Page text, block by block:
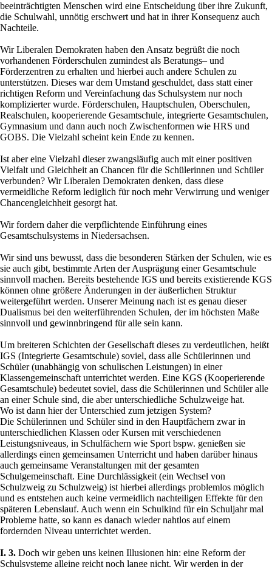
beeinträchtigten Menschen wird eine Entscheidung über ihre Zukunft,
die Schulwahl, unnötig erschwert und hat in ihrer Konsequenz auch
Nachteile.
Wir Liberalen Demokraten haben den Ansatz begrüßt die noch
vorhandenen Förderschulen zumindest als Beratungs– und
Förderzentren zu erhalten und hierbei auch andere Schulen zu
unterstützen. Dieses war dem Umstand geschuldet, dass statt einer
richtigen Reform und Vereinfachung das Schulsystem nur noch
komplizierter wurde. Förderschulen, Hauptschulen, Oberschulen,
Realschulen, kooperierende Gesamtschule, integrierte Gesamtschulen,
Gymnasium und dann auch noch Zwischenformen wie HRS und
GOBS. Die Vielzahl scheint kein Ende zu kennen.
Ist aber eine Vielzahl dieser zwangsläufig auch mit einer positiven
Vielfalt und Gleichheit an Chancen für die Schülerinnen und Schüler
verbunden? Wir Liberalen Demokraten denken, dass diese
vermeidliche Reform lediglich für noch mehr Verwirrung und weniger
Chancengleichheit gesorgt hat.
Wir fordern daher die verpflichtende Einführung eines
Gesamtschulsystems in Niedersachsen.
Wir sind uns bewusst, dass die besonderen Stärken der Schulen, wie es
sie auch gibt, bestimmte Arten der Ausprägung einer Gesamtschule
sinnvoll machen. Bereits bestehende IGS und bereits existierende KGS
können ohne größere Änderungen in der äußerlichen Struktur
weitergeführt werden. Unserer Meinung nach ist es genau dieser
Dualismus bei den weiterführenden Schulen, der im höchsten Maße
sinnvoll und gewinnbringend für alle sein kann.
Um breiteren Schichten der Gesellschaft dieses zu verdeutlichen, heißt
IGS (Integrierte Gesamtschule) soviel, dass alle Schülerinnen und
Schüler (unabhängig von schulischen Leistungen) in einer
Klassengemeinschaft unterrichtet werden. Eine KGS (Kooperierende
Gesamtschule) bedeutet soviel, dass die Schülerinnen und Schüler alle
an einer Schule sind, die aber unterschiedliche Schulzweige hat.
Wo ist dann hier der Unterschied zum jetzigen System?
Die Schülerinnen und Schüler sind in den Hauptfächern zwar in
unterschiedlichen Klassen oder Kursen mit verschiedenen
Leistungsniveaus, in Schulfächern wie Sport bspw. genießen sie
allerdings einen gemeinsamen Unterricht und haben darüber hinaus
auch gemeinsame Veranstaltungen mit der gesamten
Schulgemeinschaft. Eine Durchlässigkeit (ein Wechsel von
Schulzweig zu Schulzweig) ist hierbei allerdings problemlos möglich
und es entstehen auch keine vermeidlich nachteiligen Effekte für den
späteren Lebenslauf. Auch wenn ein Schulkind für ein Schuljahr mal
Probleme hatte, so kann es danach wieder nahtlos auf einem
fordernden Niveau unterrichtet werden.
I. 3. Doch wir geben uns keinen Illusionen hin: eine Reform der
Schulsysteme alleine reicht noch lange nicht. Wir werden in der